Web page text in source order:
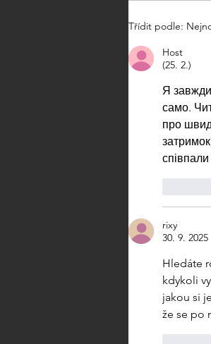
Mimořádné
Třídit podle:
Host
(25. 2.)
Я завжди
само.
про
rixy
30. 9. 2025
Hledáte
kdykoli
jakou si
že se po